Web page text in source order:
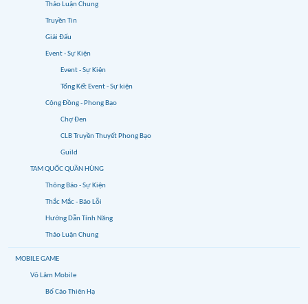
Thảo Luận Chung
Truyền Tin
Giải Đấu
Event - Sự Kiện
Event - Sự Kiện
Tổng Kết Event - Sự kiện
Cộng Đồng - Phong Bạo
Chợ Đen
CLB Truyền Thuyết Phong Bạo
Guild
TAM QUỐC QUẦN HÙNG
Thông Báo - Sự Kiện
Thắc Mắc - Báo Lỗi
Hướng Dẫn Tính Năng
Thảo Luận Chung
MOBILE GAME
Võ Lâm Mobile
Bố Cáo Thiên Hạ